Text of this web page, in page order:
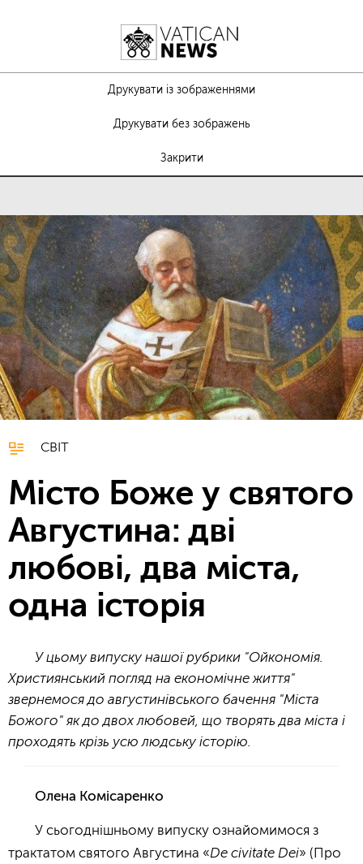
Друкувати із зображеннями
Друкувати без зображень
Закрити
СВІТ
Місто Боже у святого
Августина: дві
любові, два міста,
одна історія
У цьому випуску нашої рубрики "Ойкономія.
Християнський погляд на економічне життя"
звернемося до августинівського бачення "Міста
Божого" як до двох любовей, що творять два міста і
проходять крізь усю людську історію.
Олена Комісаренко
У сьогоднішньому випуску ознайомимося з
трактатом святого Августина «De civitate Dei» (Про